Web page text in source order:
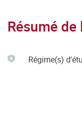
Résumé
Régime(s)